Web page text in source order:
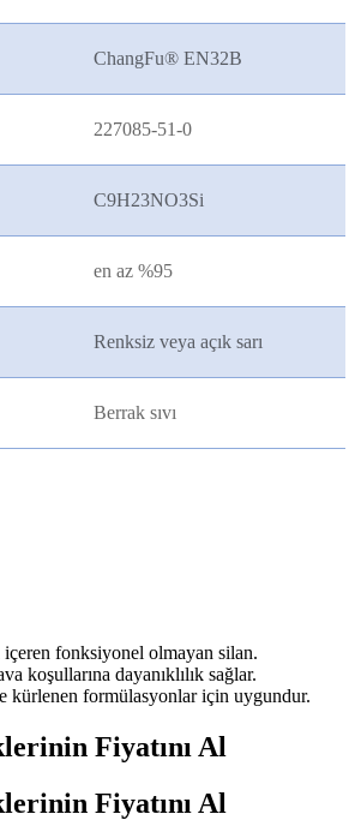
ChangFu® EN32B
227085-51-0
C9H23NO3Si
en az %95
Renksiz veya açık sarı
Berrak sıvı
fonksiyonel olmayan silan.
koşullarına dayanıklılık sağlar.
kürlenen formülasyonlar için uygundur.
Fiyatını Al
Fiyatını Al